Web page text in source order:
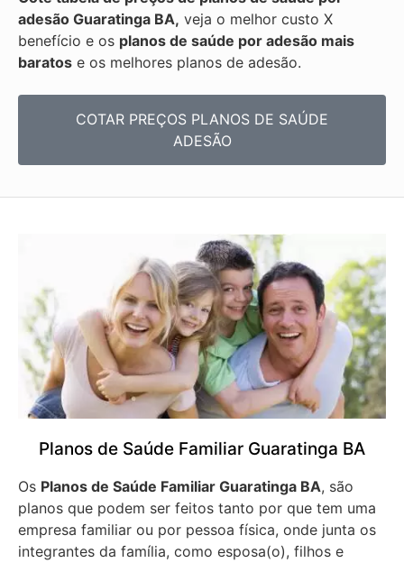
adesão Guaratinga BA, veja o melhor custo X
benefício e os planos de saúde por adesão mais
baratos e os melhores planos de adesão.
COTAR PREÇOS PLANOS DE SAÚDE
ADESÃO
Planos de Saúde Familiar Guaratinga BA
Os Planos de Saúde Familiar Guaratinga BA, são
planos que podem ser feitos tanto por que tem uma
empresa familiar ou por pessoa física, onde junta os
integrantes da família, como esposa(o), filhos e